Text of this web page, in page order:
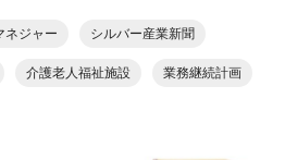
ネジャー シルバー産業新聞
介護老人福祉施設 業務継続計画